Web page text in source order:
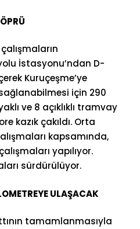
İstasyonu’ndan D-
Kuruçeşme’ye
için 290
ve 8 açıklıklı tramvay
kazık çakıldı. Orta
kapsamında,
yapılıyor.
sürdürülüyor.
ULAŞACAK
tamamlanmasıyla